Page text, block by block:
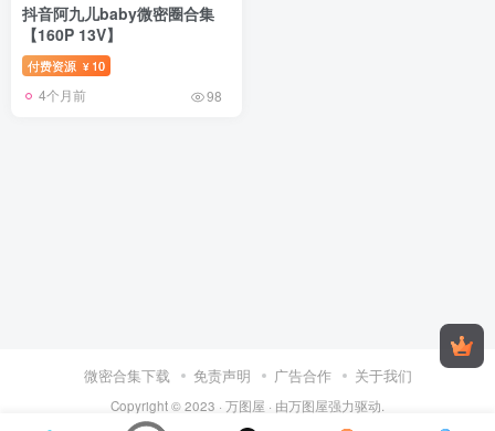
抖音阿九儿baby微密圈合集
【160P 13V】
付费资源 ¥ 10
4个月前 98
微密合集下载 免责声明 广告合作 关于我们
Copyright © 2023 · 万图屋 · 由万图屋强力驱动.